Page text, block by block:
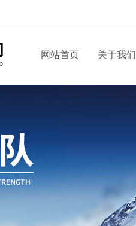
网站首页 关于我们